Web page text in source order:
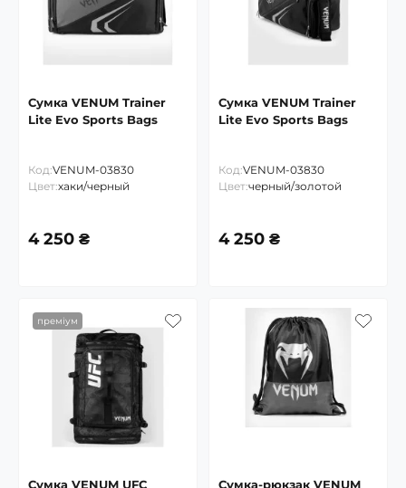
Сумка VENUM Trainer
Lite Evo Sports Bags
Код:VENUM-03830
Цвет:хаки/черный
4 250 ₴
Сумка VENUM Trainer
Lite Evo Sports Bags
Код:VENUM-03830
Цвет:черный/золотой
4 250 ₴
преміум
Сумка VENUM UFC Сумка-рюкзак VENUM